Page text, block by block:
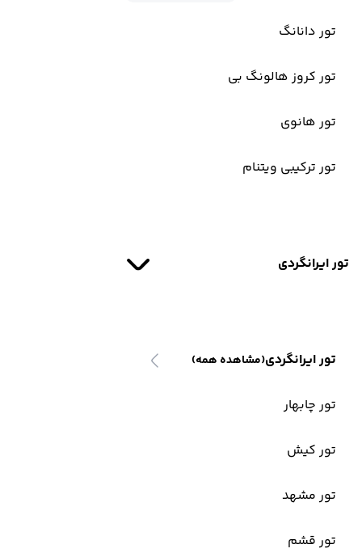
تور دانانگ
تور کروز هالونگ بی
تور هانوی
تور ترکیبی ویتنام
تور ایرانگردی
تور ایرانگردی(مشاهده همه)
تور چابهار
تور کیش
تور مشهد
تور قشم